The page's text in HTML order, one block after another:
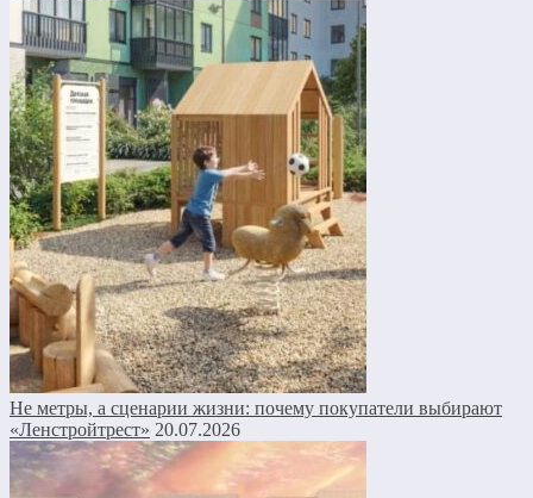
Не метры, а сценарии жизни: почему покупатели выбирают
«Ленстройтрест» 20.07.2026